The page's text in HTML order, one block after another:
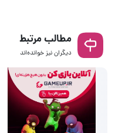
مطالب مرتبط
دیگران نیز خوانده‌اند